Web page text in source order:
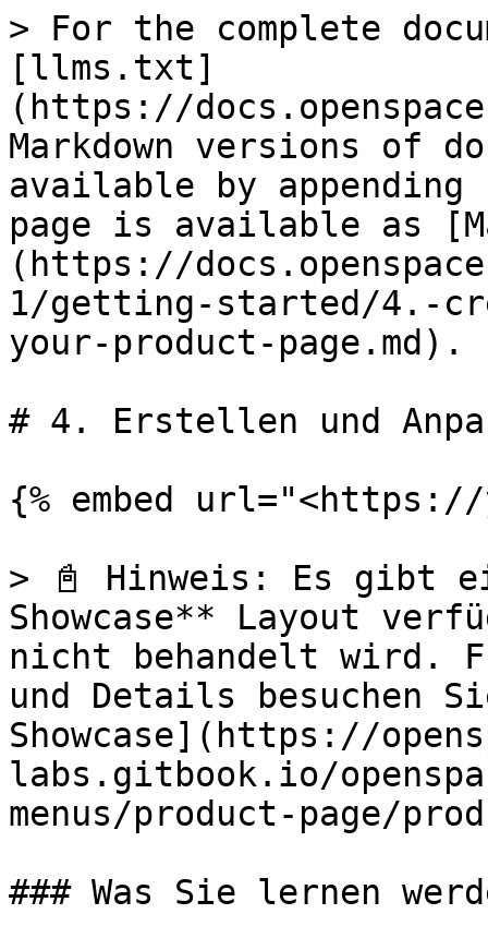
> For the complete
[llms.txt]
(https://
Markdown versions of
available by
page is available as
(https://
1/getting-started/4.-
your-product-page.md).
# 4. Erstellen und
{% embed url="<https://
> 📓 Hinweis: Es gibt
Showcase** Layout
nicht behandelt wird.
und Details besuchen
Showcase](https://
labs.gitbook.io/
menus/product-page/
### Was Sie lernen